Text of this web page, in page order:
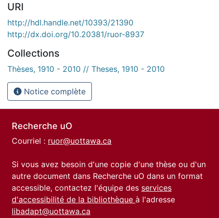
URI
http://hdl.handle.net/10393/21390
http://dx.doi.org/10.20381/ruor-8937
Collections
Thèses, 1910 - 2010 // Theses, 1910 - 2010
Notice complète
Recherche uO
Courriel : ruor@uottawa.ca
Si vous avez besoin d'une copie d'une thèse ou d'un
autre document dans Recherche uO dans un format
accessible, contactez l'équipe des services
d'accessibilité de la bibliothèque à l'adresse
libadapt@uottawa.ca